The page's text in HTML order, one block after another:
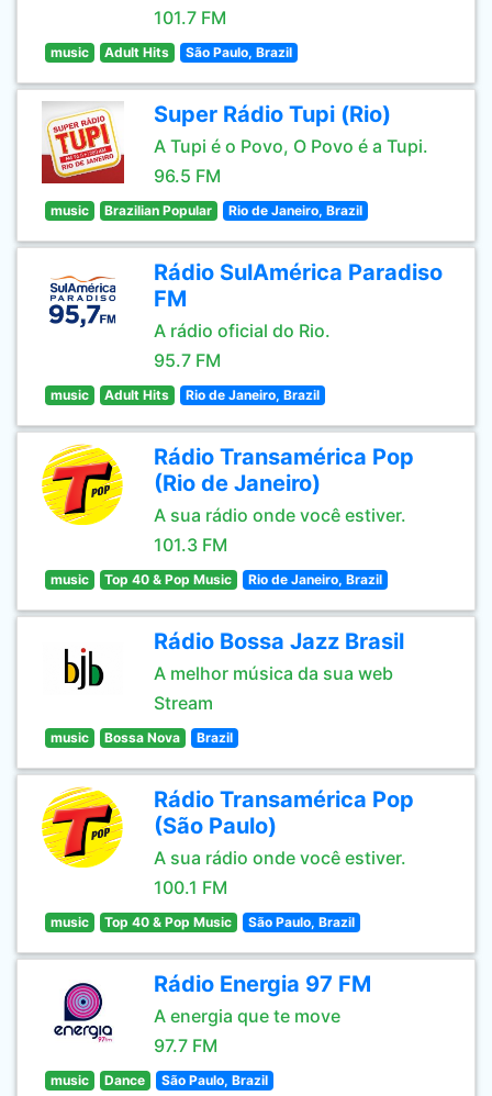
101.7 FM
music Adult Hits São Paulo, Brazil
Super Rádio Tupi (Rio)
A Tupi é o Povo, O Povo é a Tupi.
96.5 FM
music Brazilian Popular Rio de Janeiro, Brazil
Rádio SulAmérica Paradiso
FM
A rádio oficial do Rio.
95.7 FM
music Adult Hits Rio de Janeiro, Brazil
Rádio Transamérica Pop
(Rio de Janeiro)
A sua rádio onde você estiver.
101.3 FM
music Top 40 & Pop Music Rio de Janeiro, Brazil
Rádio Bossa Jazz Brasil
A melhor música da sua web
Stream
music Bossa Nova Brazil
Rádio Transamérica Pop
(São Paulo)
A sua rádio onde você estiver.
100.1 FM
music Top 40 & Pop Music São Paulo, Brazil
Rádio Energia 97 FM
A energia que te move
97.7 FM
music Dance São Paulo, Brazil